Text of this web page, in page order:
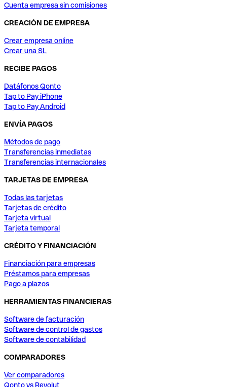
Cuenta empresa sin comisiones
CREACIÓN DE EMPRESA
Crear empresa online
Crear una SL
RECIBE PAGOS
Datáfonos Qonto
Tap to Pay iPhone
Tap to Pay Android
ENVÍA PAGOS
Métodos de pago
Transferencias inmediatas
Transferencias internacionales
TARJETAS DE EMPRESA
Todas las tarjetas
Tarjetas de crédito
Tarjeta virtual
Tarjeta temporal
CRÉDITO Y FINANCIACIÓN
Financiación para empresas
Préstamos para empresas
Pago a plazos
HERRAMIENTAS FINANCIERAS
Software de facturación
Software de control de gastos
Software de contabilidad
COMPARADORES
Ver comparadores
Qonto vs Revolut